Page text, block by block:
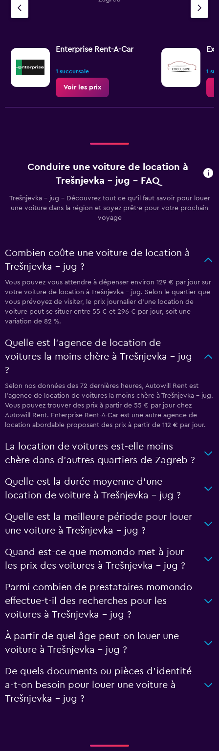
Enterprise Rent-A-Car
1 succursale
Voir les prix
1
Conduire une voiture de location à
Trešnjevka – jug - FAQ
Trešnjevka – jug - Découvrez tout ce qu’il faut savoir pour louer
une voiture dans la région et soyez prêt·e pour votre prochain
voyage
Combien coûte une voiture de location à
Trešnjevka – jug ?
Vous pouvez vous attendre à dépenser environ 129 € par jour sur
votre voiture de location à Trešnjevka – jug. Selon le quartier que
vous prévoyez de visiter, le prix journalier d'une location de
voiture peut se situer entre 55 € et 296 € par jour, soit une
variation de 82 %.
Quelle est l’agence de location de
voitures la moins chère à Trešnjevka – jug
?
Selon nos données des 72 dernières heures, Autowill Rent est
l’agence de location de voitures la moins chère à Trešnjevka – jug.
Vous pouvez trouver des prix à partir de 55 € par jour chez
Autowill Rent. Enterprise Rent-A-Car est une autre agence de
location abordable proposant des prix à partir de 112 € par jour.
La location de voitures est-elle moins
chère dans d’autres quartiers de Zagreb ?
Quelle est la durée moyenne d’une
location de voiture à Trešnjevka – jug ?
Quelle est la meilleure période pour louer
une voiture à Trešnjevka – jug ?
Quand est-ce que momondo met à jour
les prix des voitures à Trešnjevka – jug ?
Parmi combien de prestataires momondo
effectue-t-il des recherches pour les
voitures à Trešnjevka – jug ?
À partir de quel âge peut-on louer une
voiture à Trešnjevka – jug ?
De quels documents ou pièces d'identité
a-t-on besoin pour louer une voiture à
Trešnjevka – jug ?